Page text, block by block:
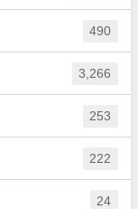
490
3,266
253
222
24